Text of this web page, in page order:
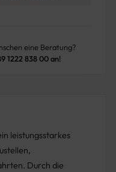
eine Beratung?
1222 838 00 an!
leistungsstarkes
Durch die